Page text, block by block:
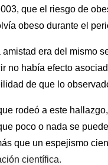
que el riesgo de
obeso durante el
amistad era del mismo
no había efecto
de que lo
rodeó a este
poco o nada se
que un espejismo
científica.